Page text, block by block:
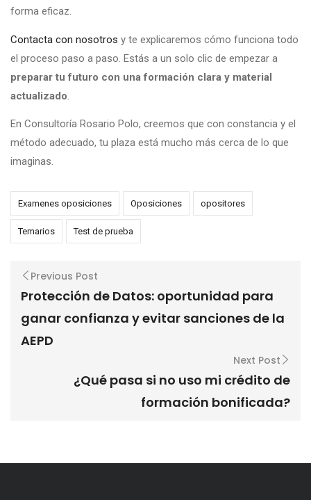
forma eficaz.
Contacta con nosotros y te explicaremos cómo funciona todo
el proceso paso a paso. Estás a un solo clic de empezar a
preparar tu futuro con una formación clara y material
actualizado.
En Consultoría Rosario Polo, creemos que con constancia y el
método adecuado, tu plaza está mucho más cerca de lo que
imaginas.
Examenes oposiciones Oposiciones opositores
Temarios Test de prueba
Previous Post
Protección de Datos: oportunidad para
ganar confianza y evitar sanciones de la
AEPD
Next Post
¿Qué pasa si no uso mi crédito de
formación bonificada?